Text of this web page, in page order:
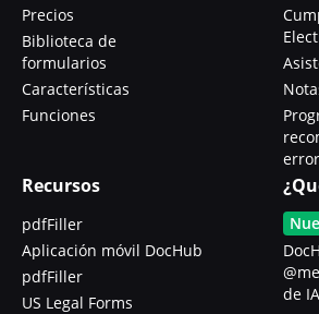
Precios
Biblioteca de
formularios
Características
Funciones
Recursos
pdfFiller
Aplicación móvil DocHub
pdfFiller
US Legal Forms
de